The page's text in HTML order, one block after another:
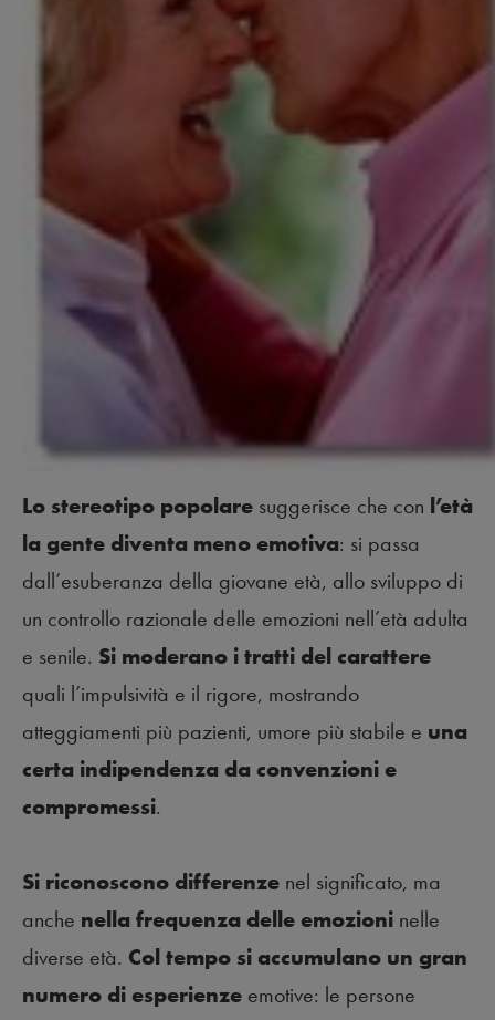
Lo stereotipo popolare suggerisce che con l’età
la gente diventa meno emotiva: si passa
dall’esuberanza della giovane età, allo sviluppo di
un controllo razionale delle emozioni nell’età adulta
e senile. Si moderano i tratti del carattere
quali l’impulsività e il rigore, mostrando
atteggiamenti più pazienti, umore più stabile e una
certa indipendenza da convenzioni e
compromessi.
Si riconosconodifferenze nel significato, ma
anche nella frequenza delle emozioni nelle
diverse età. Col tempo si accumulano un gran
numero di esperienze emotive: le persone